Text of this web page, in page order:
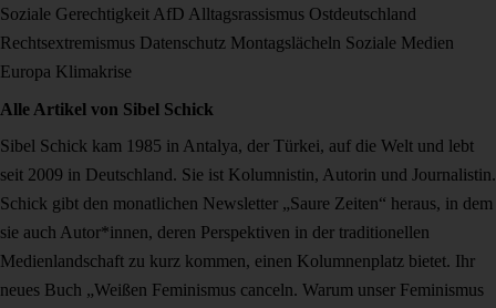
Soziale Gerechtigkeit AfD Alltagsrassismus Ostdeutschland
Rechtsextremismus Datenschutz Montagslächeln Soziale Medien
Europa Klimakrise
Alle Artikel von Sibel Schick
Sibel Schick kam 1985 in Antalya, der Türkei, auf die Welt und lebt
seit 2009 in Deutschland. Sie ist Kolumnistin, Autorin und Journalistin.
Schick gibt den monatlichen Newsletter „Saure Zeiten“ heraus, in dem
sie auch Autor*innen, deren Perspektiven in der traditionellen
Medienlandschaft zu kurz kommen, einen Kolumnenplatz bietet. Ihr
neues Buch „Weißen Feminismus canceln. Warum unser Feminismus